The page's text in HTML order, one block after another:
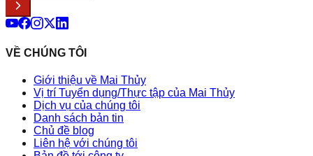
VỀ CHÚNG TÔI
Giới thiệu về Mai Thủy
Vị trí Tuyển dụng/Thực tập của Mai Thủy
Dịch vụ của chúng tôi
Danh sách bản tin
Chủ đề blog
Liên hệ với chúng tôi